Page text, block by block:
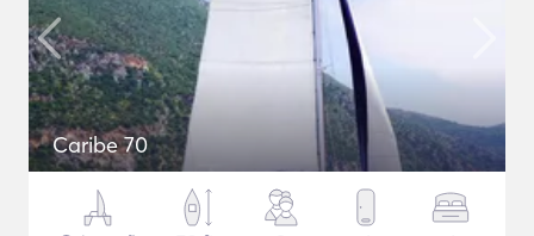
Caribe 70